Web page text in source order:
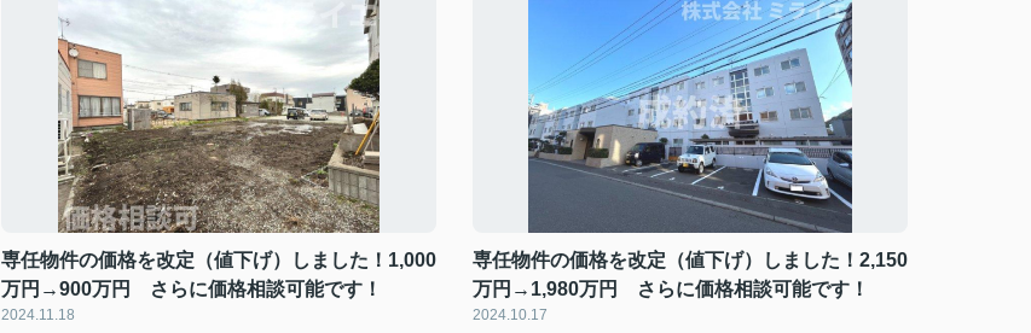
専任物件の価格を改定（値下げ）しました！1,000
万円→900万円 さらに価格相談可能です！
2024.11.18
専任物件の価格を改定（値下げ）しました！2,150
万円→1,980万円 さらに価格相談可能です！
2024.10.17